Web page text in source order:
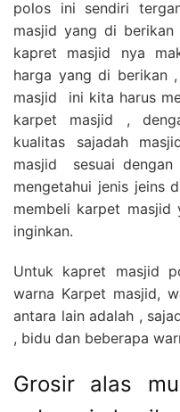
polos ini sendiri
masjid yang di
kapret masjid nya
harga yang di berikan
masjid ini kita harus
karpet masjid ,
kualitas sajadah
masjid sesuai
mengetahui jenis jeins
membeli karpet masjid
inginkan.
Untuk kapret masjid
warna Karpet masjid,
antara lain adalah ,
, bidu dan beberapa
Grosir alas